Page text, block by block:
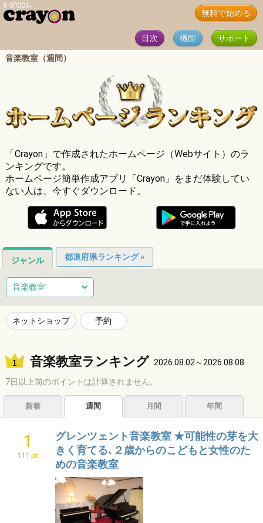
無料で始める
目次 機能
サポート
音楽教室（週間）
「Crayon」で作成されたホームページ（Webサイト）のラ
ンキングです。
ホームページ簡単作成アプリ「Crayon」をまだ体験してい
ない人は、今すぐダウンロード。
ジャンル 都道府県ランキング »
総合 健康
ネイルサロン エステサロン
ショッピング グルメ 居酒屋 ビジネス
サービス 子育て 福祉
エンタメ アーティスト クリエイター その他
音楽教室
ネットショップ 予約
音楽教室ランキング 2026.08.02～2026.08.08
7日以上前のポイントは計算されません。
新着 週間 月間 年間
1
111 pt
グレンツェント音楽教室 ★可能性の芽を大
きく育てる､２歳からのこどもと女性のた
めの音楽教室